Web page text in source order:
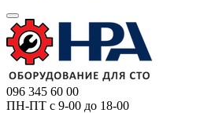
096 345 60 00
ПН-ПТ с 9-00 до 18-00